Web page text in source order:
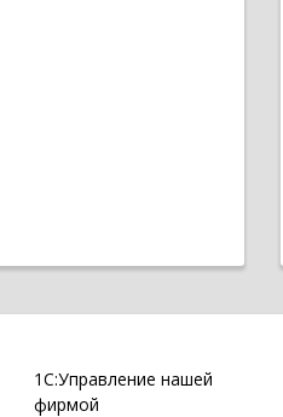
1С:Управление нашей
фирмой